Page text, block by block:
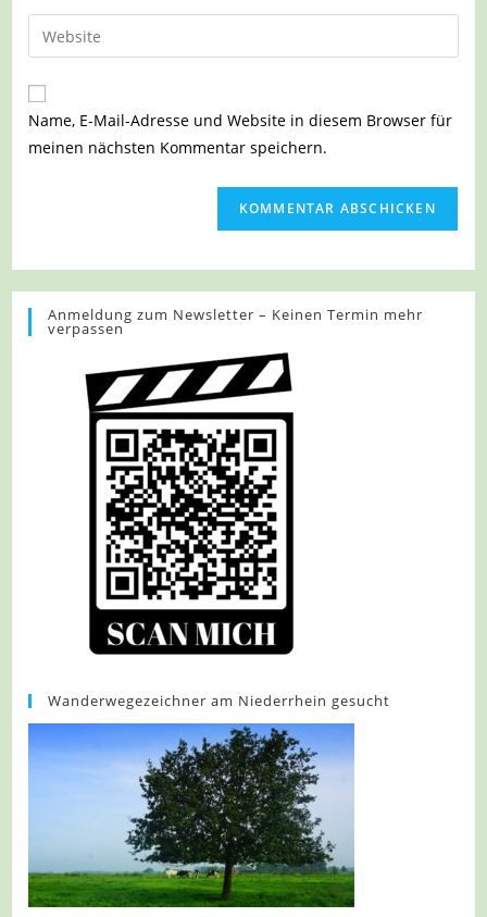
zum
Kommentieren
ein
E-
Mail-
zum
Kommentieren
ein
Gib
deine
Website-
URL
Name, E-Mail-Adresse und Website in diesem Browser für
meinen nächsten Kommentar speichern.
Anmeldung zum Newsletter – Keinen Termin mehr
verpassen
Wanderwegezeichner am Niederrhein gesucht